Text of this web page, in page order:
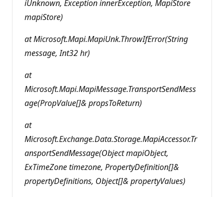
iUnknown, Exception innerException, MapiStore
mapiStore)
at Microsoft.Mapi.MapiUnk.ThrowIfError(String
message, Int32 hr)
at
Microsoft.Mapi.MapiMessage.TransportSendMess
age(PropValue[]& propsToReturn)
at
Microsoft.Exchange.Data.Storage.MapiAccessor.Tr
ansportSendMessage(Object mapiObject,
ExTimeZone timezone, PropertyDefinition[]&
propertyDefinitions, Object[]& propertyValues)